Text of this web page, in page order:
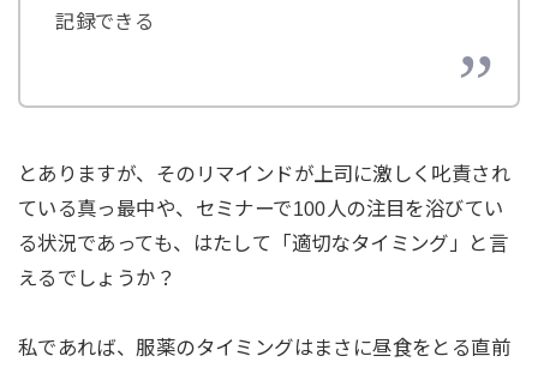
記録できる
とありますが、そのリマインドが上司に激しく叱責され
ている真っ最中や、セミナーで100人の注目を浴びてい
る状況であっても、はたして「適切なタイミング」と言
えるでしょうか？
私であれば、服薬のタイミングはまさに昼食をとる直前